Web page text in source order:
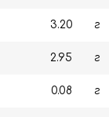
3.20 г
2.95 г
0.08 г